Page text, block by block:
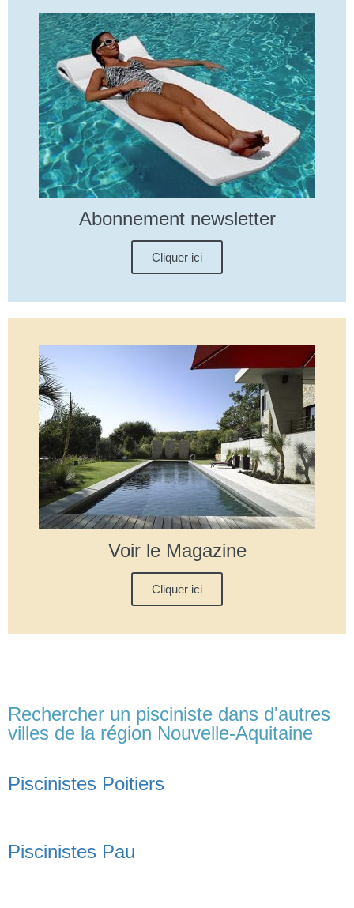
Abonnement newsletter
Cliquer ici
Voir le Magazine
Cliquer ici
Rechercher un pisciniste dans d'autres
villes de la région Nouvelle-Aquitaine
Piscinistes Poitiers
Piscinistes Pau